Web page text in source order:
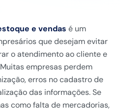
e vendas é um
que desejam evitar
o atendimento ao cliente e
empresas perdem
erros no cadastro de
das informações. Se
como falta de mercadorias,